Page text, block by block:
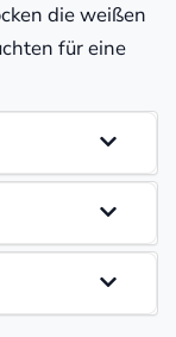
die weißen
für eine